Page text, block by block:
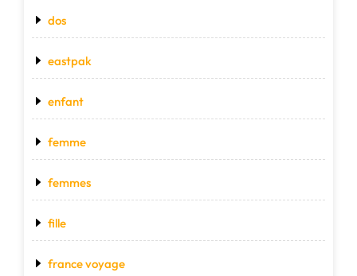
dos
eastpak
enfant
femme
femmes
fille
france voyage